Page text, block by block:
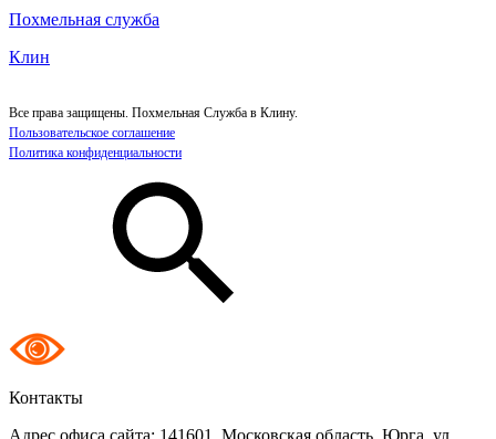
Похмельная служба
Клин
Все права защищены. Похмельная Служба в Клину.
Пользовательское соглашение
Политика конфиденциальности
Контакты
Адрес офиса сайта: 141601, Московская область, Юрга, ул.